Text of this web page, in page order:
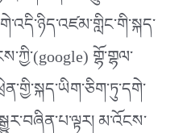
གྷོ་གྷལ་